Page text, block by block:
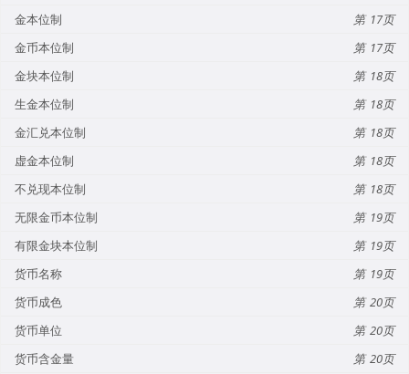
金本位制
17
金币本位制
17
金块本位制
18
生金本位制
18
金汇兑本位制
18
虚金本位制
18
不兑现本位制
18
无限金币本位制
19
有限金块本位制
19
货币名称
19
货币成色
20
货币单位
20
货币含金量
20